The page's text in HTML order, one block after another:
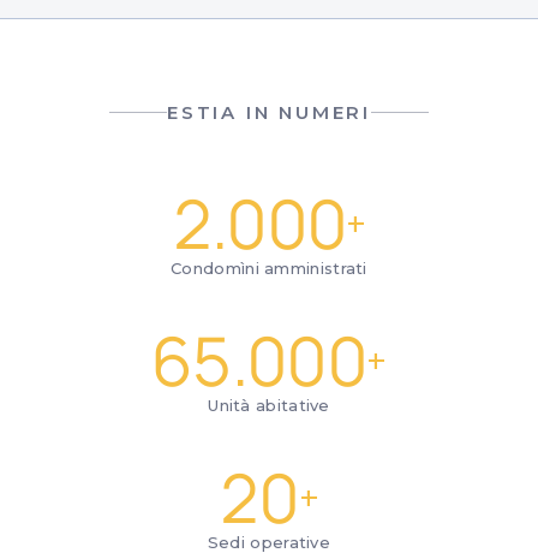
ESTIA IN NUMERI
2.000+
Condomìni amministrati
65.000+
Unità abitative
20+
Sedi operative